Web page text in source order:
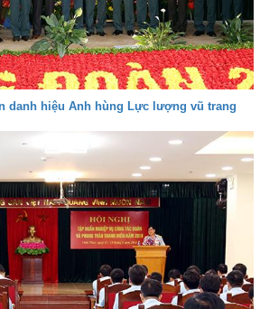
danh hiệu Anh hùng Lực lượng vũ trang